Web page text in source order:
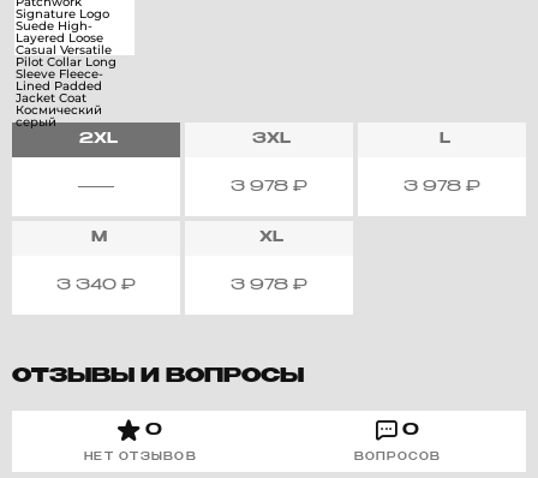
2XL 3XL
3 978 ₽
L
3 978 ₽
M
3 340 ₽
XL
3 978 ₽
ОТЗЫВЫ И ВОПРОСЫ
0
НЕТ ОТЗЫВОВ
0
ВОПРОСОВ